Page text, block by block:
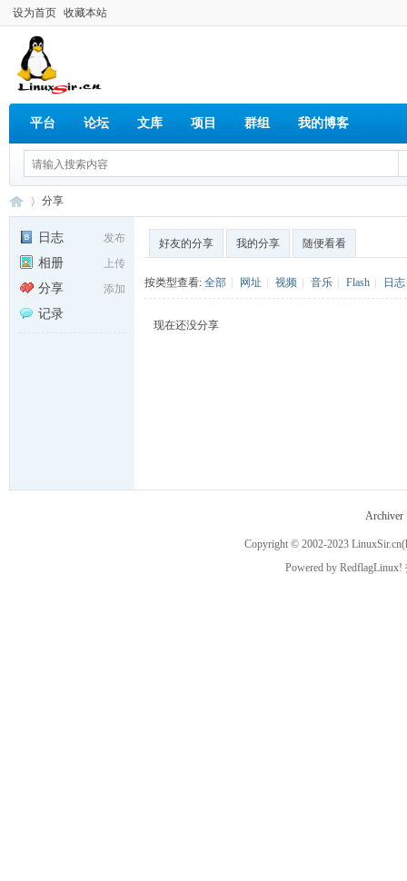
设为首页 收藏本站
平台 论坛 文库 项目 群组 我的博客
分享
发布
日志
上传
相册
添加
分享
记录
好友的分享 我的分享 随便看看
按类型查看: 全部 网址 视频 音乐 Flash 日志
现在还没分享
Archiver
Copyright © 2002-2023 LinuxSir.cn
Powered by RedflagLinux!